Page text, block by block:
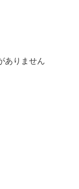
ありません